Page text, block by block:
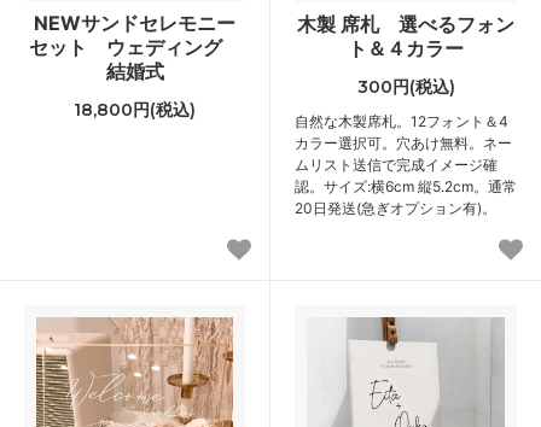
NEWサンドセレモニー
セット ウェディング
結婚式
18,800円(税込)
木製 席札 選べるフォン
ト＆４カラー
300円(税込)
自然な木製席札。12フォント＆4
カラー選択可。穴あけ無料。ネー
ムリスト送信で完成イメージ確
認。サイズ:横6cm 縦5.2cm。通常
20日発送(急ぎオプション有)。